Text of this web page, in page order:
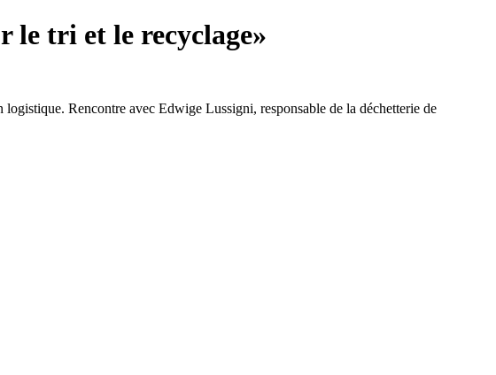
le tri et le recyclage»
logistique. Rencontre avec Edwige Lussigni, responsable de la déchetterie de